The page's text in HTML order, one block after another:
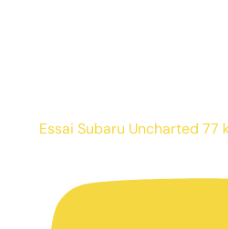
Essai Subaru Uncharted 77